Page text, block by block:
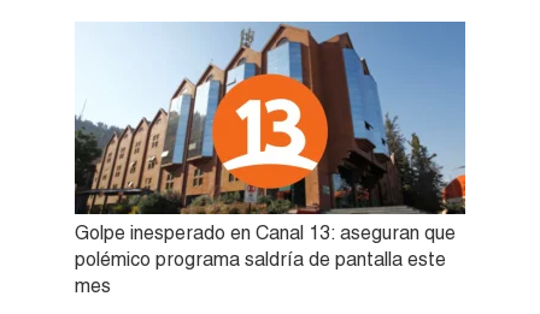
Golpe inesperado en Canal 13: aseguran que
polémico programa saldría de pantalla este
mes